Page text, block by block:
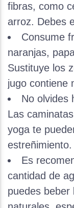
fibras, como
arroz. Debes
Consume
naranjas,
Sustituye los
jugo contiene
No olvides
Las
yoga te
estreñimiento.
Es
cantidad de
puedes beber